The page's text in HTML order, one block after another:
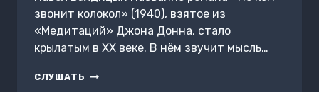
звонит колокол» (1940), взятое из
«Медитаций» Джона Донна, стало
крылатым в ХХ веке. В нём звучит мысль…
СЛУШАТЬ ЭРНЕСТ